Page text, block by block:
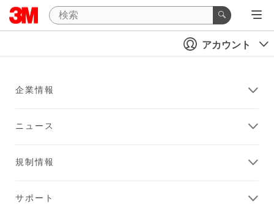
アカウント
企業情報
ニュース
規制情報
サポート